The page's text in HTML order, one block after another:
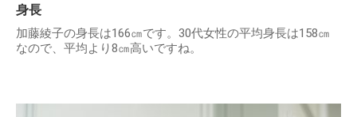
身長
加藤綾子の身長は166㎝です。30代女性の平均身長は158㎝
なので、平均より8㎝高いですね。